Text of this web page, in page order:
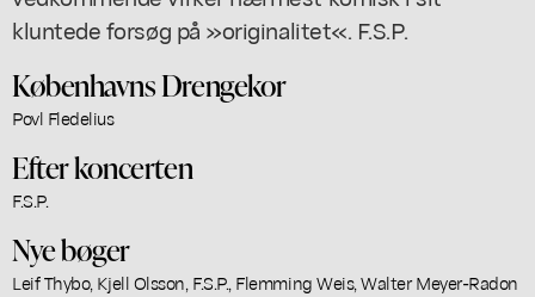
kluntede forsøg på »originalitet«. F.S.P.
Københavns Drengekor
Povl Fledelius
Efter koncerten
F.S.P.
Nye bøger
Leif Thybo, Kjell Olsson, F.S.P., Flemming Weis, Walter Meyer-Radon